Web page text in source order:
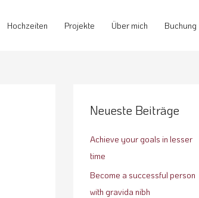
Hochzeiten Projekte Über mich Buchung
Neueste Beiträge
Achieve your goals in lesser
time
Become a successful person
with gravida nibh